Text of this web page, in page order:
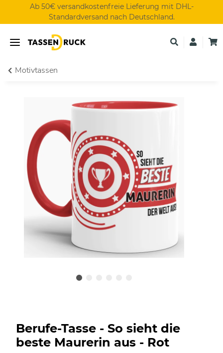
Ab 50€ versandkostenfreie Lieferung mit DHL-
Standardversand nach Deutschland.
Motivtassen
Berufe-Tasse - So sieht die
beste Maurerin aus - Rot